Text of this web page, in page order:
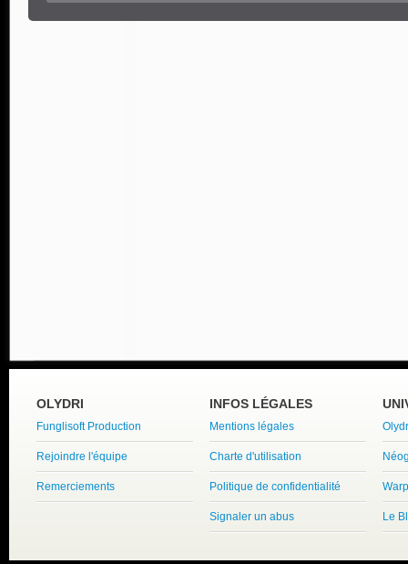
OLYDRI
Funglisoft Production
Rejoindre l'équipe
Remerciements
INFOS LÉGALES
Mentions légales
Charte d'utilisation
Politique de confidentialité
Signaler un abus Le